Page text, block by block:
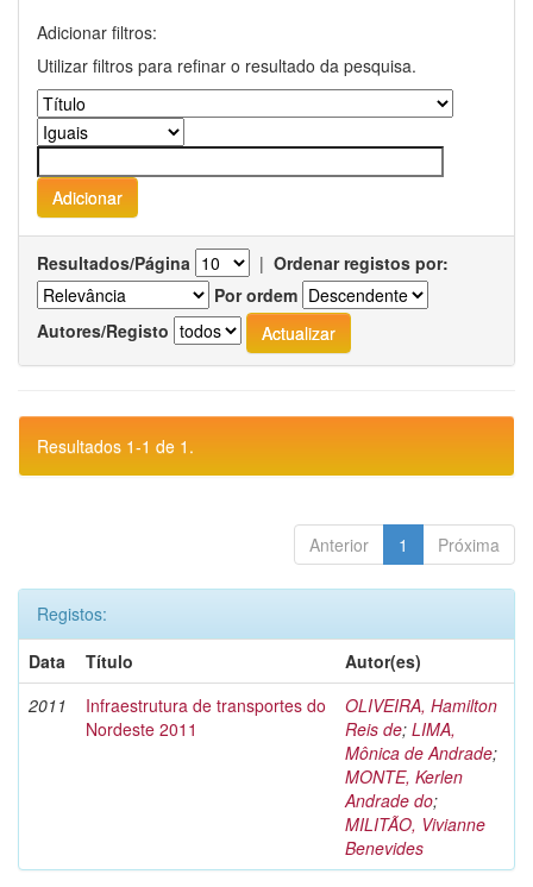
Adicionar filtros:
Utilizar filtros para refinar o resultado da pesquisa.
Resultados/Página | Ordenar registos por:
Por ordem
Autores/Registo
Resultados 1-1 de 1.
Anterior 1 Próxima
Registos:
Data
Título
Autor(es)
2011
Infraestrutura de transportes do
Nordeste 2011
OLIVEIRA, Hamilton
Reis de; LIMA,
Mônica de Andrade;
MONTE, Kerlen
Andrade do;
MILITÃO, Vivianne
Benevides